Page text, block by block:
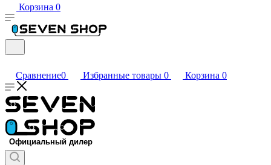
Корзина 0
Сравнение0 Избранные товары 0 Корзина 0